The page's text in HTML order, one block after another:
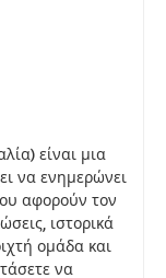
είναι μια
να ενημερώνει
αφορούν τον
ιστορικά
ομάδα και
να